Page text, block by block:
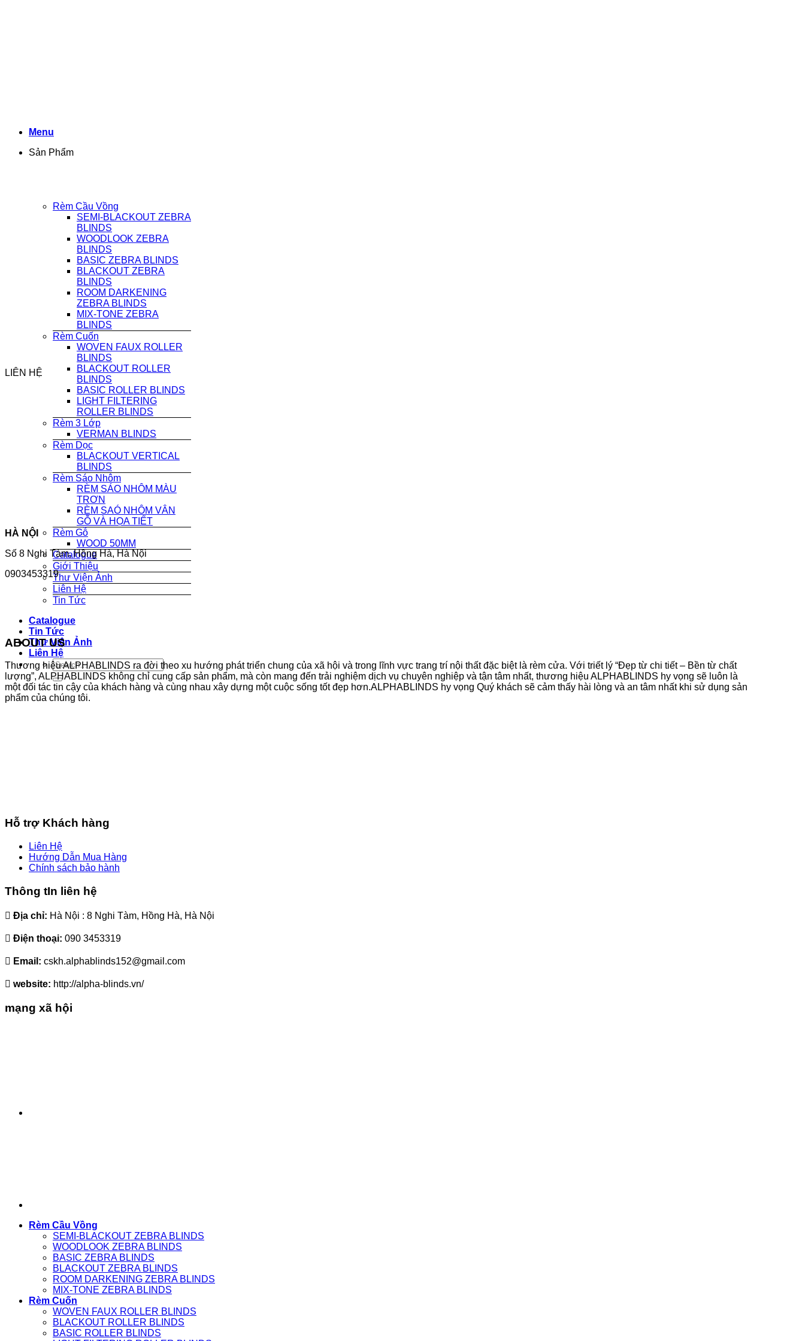
Menu
Sản Phẩm
Rèm Cầu Vồng
SEMI-BLACKOUT ZEBRA
BLINDS
WOODLOOK ZEBRA
BLINDS
BASIC ZEBRA BLINDS
BLACKOUT ZEBRA
BLINDS
ROOM DARKENING
ZEBRA BLINDS
MIX-TONE ZEBRA
BLINDS
Rèm Cuốn
WOVEN FAUX ROLLER
BLINDS
BLACKOUT ROLLER
BLINDS
BASIC ROLLER BLINDS
LIGHT FILTERING
ROLLER BLINDS
Rèm 3 Lớp
VERMAN BLINDS
Rèm Dọc
BLACKOUT VERTICAL
BLINDS
Rèm Sáo Nhôm
RÈM SÁO NHÔM MÀU
TRƠN
RÈM SAÓ NHÔM VÂN
GỖ VÀ HỌA TIẾT
Rèm Gỗ
WOOD 50MM
Catalogue
Giới Thiệu
Thư Viện Ảnh
Liên Hệ
Tin Tức
Catalogue
Tin Tức
Thư Viện Ảnh
Liên Hệ
LIÊN HỆ
HÀ NỘI
Số 8 Nghi Tàm, Hồng Hà, Hà Nội
0903453319
ABOUT US
Thương hiệu ALPHABLINDS ra đời theo xu hướng phát triển chung của xã hội và trong lĩnh vực trang trí nội thất đặc biệt là rèm cửa. Với triết lý “Đẹp từ chi tiết – Bền từ chất
lượng”, ALPHABLINDS không chỉ cung cấp sản phẩm, mà còn mang đến trải nghiệm dịch vụ chuyên nghiệp và tận tâm nhất, thương hiệu ALPHABLINDS hy vọng sẽ luôn là
một đối tác tin cậy của khách hàng và cùng nhau xây dựng một cuộc sống tốt đẹp hơn.ALPHABLINDS hy vọng Quý khách sẽ cảm thấy hài lòng và an tâm nhất khi sử dụng sản
phẩm của chúng tôi.
Hỗ trợ Khách hàng
Liên Hệ
Hướng Dẫn Mua Hàng
Chính sách bảo hành
Thông tIn liên hệ
Địa chỉ: Hà Nội : 8 Nghi Tàm, Hồng Hà, Hà Nội
Điện thoại: 090 3453319
Email: cskh.alphablinds152@gmail.com
website: http://alpha-blinds.vn/
mạng xã hội
Rèm Cầu Vồng
SEMI-BLACKOUT ZEBRA BLINDS
WOODLOOK ZEBRA BLINDS
BASIC ZEBRA BLINDS
BLACKOUT ZEBRA BLINDS
ROOM DARKENING ZEBRA BLINDS
MIX-TONE ZEBRA BLINDS
Rèm Cuốn
WOVEN FAUX ROLLER BLINDS
BLACKOUT ROLLER BLINDS
BASIC ROLLER BLINDS